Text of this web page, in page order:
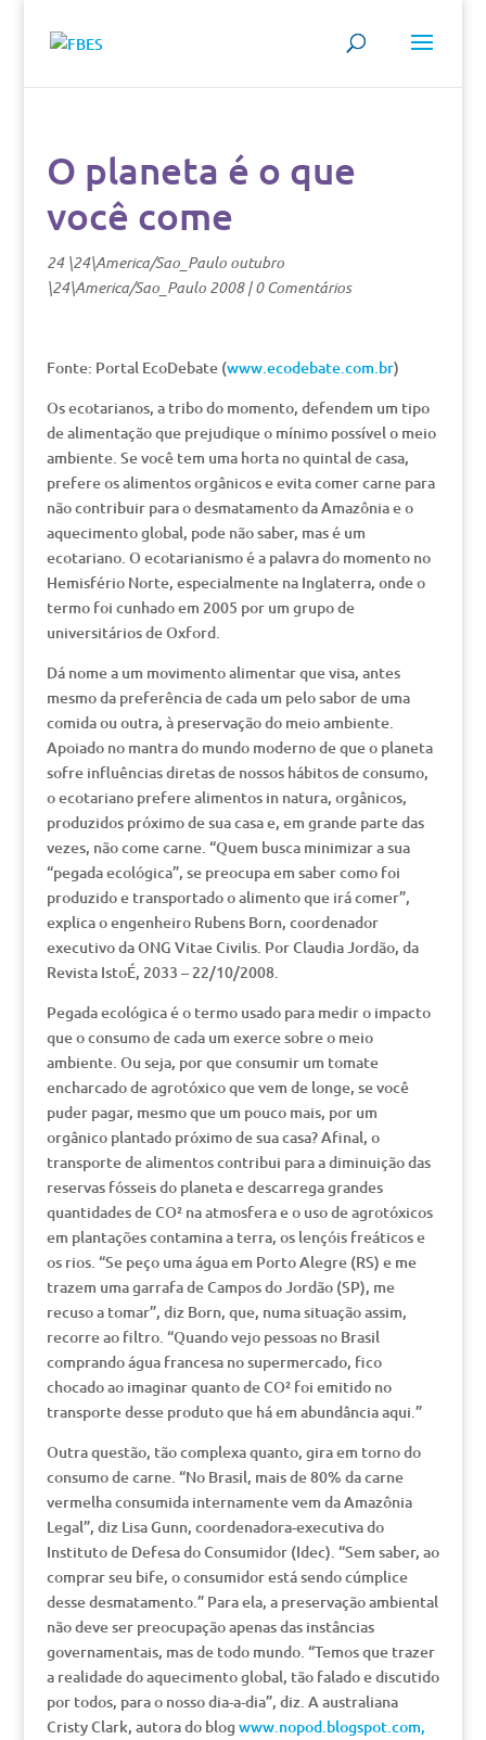
O planeta é o que
você come
24 \24\America/Sao_Paulo outubro
\24\America/Sao_Paulo 2008|0 Comentários
Fonte: Portal EcoDebate (www.ecodebate.com.br)
Os ecotarianos, a tribo do momento, defendem um tipo
de alimentação que prejudique o mínimo possível o meio
ambiente. Se você tem uma horta no quintal de casa,
prefere os alimentos orgânicos e evita comer carne para
não contribuir para o desmatamento da Amazônia e o
aquecimento global, pode não saber, mas é um
ecotariano. O ecotarianismo é a palavra do momento no
Hemisfério Norte, especialmente na Inglaterra, onde o
termo foi cunhado em 2005 por um grupo de
universitários de Oxford.
Dá nome a um movimento alimentar que visa, antes
mesmo da preferência de cada um pelo sabor de uma
comida ou outra, à preservação do meio ambiente.
Apoiado no mantra do mundo moderno de que o planeta
sofre influências diretas de nossos hábitos de consumo,
o ecotariano prefere alimentos in natura, orgânicos,
produzidos próximo de sua casa e, em grande parte das
vezes, não come carne. “Quem busca minimizar a sua
“pegada ecológica”, se preocupa em saber como foi
produzido e transportado o alimento que irá comer”,
explica o engenheiro Rubens Born, coordenador
executivo da ONG Vitae Civilis. Por Claudia Jordão, da
Revista IstoÉ, 2033 – 22/10/2008.
Pegada ecológica é o termo usado para medir o impacto
que o consumo de cada um exerce sobre o meio
ambiente. Ou seja, por que consumir um tomate
encharcado de agrotóxico que vem de longe, se você
puder pagar, mesmo que um pouco mais, por um
orgânico plantado próximo de sua casa? Afinal, o
transporte de alimentos contribui para a diminuição das
reservas fósseis do planeta e descarrega grandes
quantidades de CO² na atmosfera e o uso de agrotóxicos
em plantações contamina a terra, os lençóis freáticos e
os rios. “Se peço uma água em Porto Alegre (RS) e me
trazem uma garrafa de Campos do Jordão (SP), me
recuso a tomar”, diz Born, que, numa situação assim,
recorre ao filtro. “Quando vejo pessoas no Brasil
comprando água francesa no supermercado, fico
chocado ao imaginar quanto de CO² foi emitido no
transporte desse produto que há em abundância aqui.”
Outra questão, tão complexa quanto, gira em torno do
consumo de carne. “No Brasil, mais de 80% da carne
vermelha consumida internamente vem da Amazônia
Legal”, diz Lisa Gunn, coordenadora-executiva do
Instituto de Defesa do Consumidor (Idec). “Sem saber, ao
comprar seu bife, o consumidor está sendo cúmplice
desse desmatamento.” Para ela, a preservação ambiental
não deve ser preocupação apenas das instâncias
governamentais, mas de todo mundo. “Temos que trazer
a realidade do aquecimento global, tão falado e discutido
por todos, para o nosso dia-a-dia”, diz. A australiana
Cristy Clark, autora do blog www.nopod.blogspot.com,